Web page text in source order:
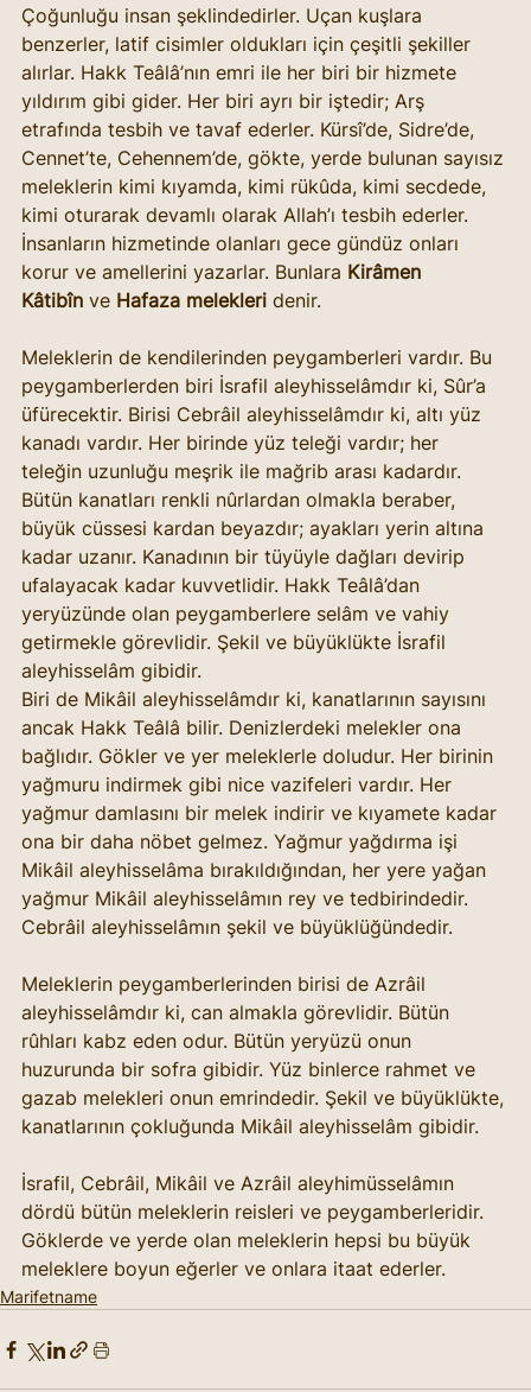
Çoğunluğu insan şeklindedirler. Uçan kuşlara
benzerler, latif cisimler oldukları için çeşitli şekiller
alırlar. Hakk Teâlâ’nın emri ile her biri bir hizmete
yıldırım gibi gider. Her biri ayrı bir iştedir; Arş
etrafında tesbih ve tavaf ederler. Kürsî’de, Sidre’de,
Cennet’te, Cehennem’de, gökte, yerde bulunan sayısız
meleklerin kimi kıyamda, kimi rükûda, kimi secdede,
kimi oturarak devamlı olarak Allah’ı tesbih ederler.
İnsanların hizmetinde olanları gece gündüz onları
korur ve amellerini yazarlar. Bunlara Kirâmen
Kâtibîn ve Hafaza melekleri denir.
Meleklerin de kendilerinden peygamberleri vardır. Bu
peygamberlerden biri İsrafil aleyhisselâmdır ki, Sûr’a
üfürecektir. Birisi Cebrâil aleyhisselâmdır ki, altı yüz
kanadı vardır. Her birinde yüz teleği vardır; her
teleğin uzunluğu meşrik ile mağrib arası kadardır.
Bütün kanatları renkli nûrlardan olmakla beraber,
büyük cüssesi kardan beyazdır; ayakları yerin altına
kadar uzanır. Kanadının bir tüyüyle dağları devirip
ufalayacak kadar kuvvetlidir. Hakk Teâlâ’dan
yeryüzünde olan peygamberlere selâm ve vahiy
getirmekle görevlidir. Şekil ve büyüklükte İsrafil
aleyhisselâm gibidir.
Biri de Mikâil aleyhisselâmdır ki, kanatlarının sayısını
ancak Hakk Teâlâ bilir. Denizlerdeki melekler ona
bağlıdır. Gökler ve yer meleklerle doludur. Her birinin
yağmuru indirmek gibi nice vazifeleri vardır. Her
yağmur damlasını bir melek indirir ve kıyamete kadar
ona bir daha nöbet gelmez. Yağmur yağdırma işi
Mikâil aleyhisselâma bırakıldığından, her yere yağan
yağmur Mikâil aleyhisselâmın rey ve tedbirindedir.
Cebrâil aleyhisselâmın şekil ve büyüklüğündedir.
Meleklerin peygamberlerinden birisi de Azrâil
aleyhisselâmdır ki, can almakla görevlidir. Bütün
rûhları kabz eden odur. Bütün yeryüzü onun
huzurunda bir sofra gibidir. Yüz binlerce rahmet ve
gazab melekleri onun emrindedir. Şekil ve büyüklükte,
kanatlarının çokluğunda Mikâil aleyhisselâm gibidir.
İsrafil, Cebrâil, Mikâil ve Azrâil aleyhimüsselâmın
dördü bütün meleklerin reisleri ve peygamberleridir.
Göklerde ve yerde olan meleklerin hepsi bu büyük
meleklere boyun eğerler ve onlara itaat ederler.
Marifetname